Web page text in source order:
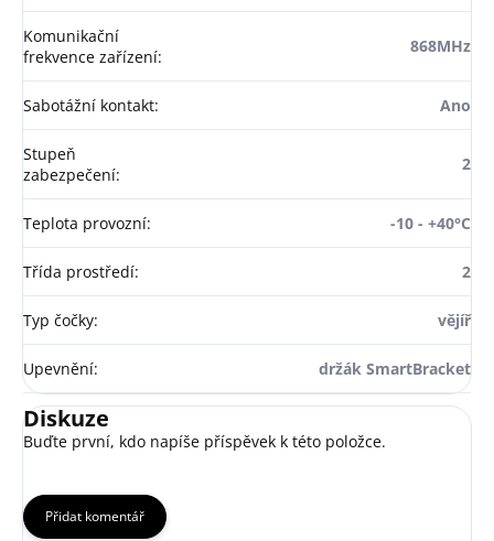
Komunikační
frekvence zařízení:
868MHz
Sabotážní kontakt: Ano
Stupeň
zabezpečení:
2
Teplota provozní: -10 - +40°C
Třída prostředí: 2
Typ čočky: vějíř
Upevnění: držák SmartBracket
Diskuze
Buďte první, kdo napíše příspěvek k této položce.
Přidat komentář